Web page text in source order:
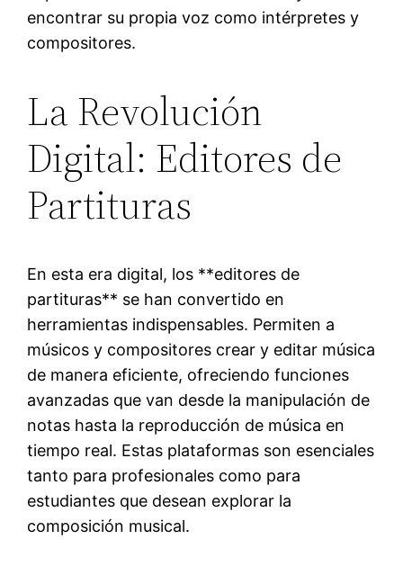
encontrar su propia voz como intérpretes y
compositores.
La Revolución
Digital: Editores de
Partituras
En esta era digital, los **editores de
partituras** se han convertido en
herramientas indispensables. Permiten a
músicos y compositores crear y editar música
de manera eficiente, ofreciendo funciones
avanzadas que van desde la manipulación de
notas hasta la reproducción de música en
tiempo real. Estas plataformas son esenciales
tanto para profesionales como para
estudiantes que desean explorar la
composición musical.